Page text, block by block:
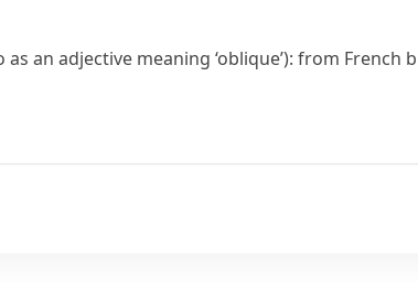
an adjective meaning ‘oblique’): from French